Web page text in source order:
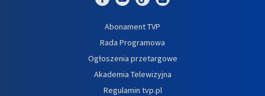
Abonament TVP
Rada Programowa
Ogłoszenia przetargowe
Akademia Telewizyjna
Regulamin tvp.pl